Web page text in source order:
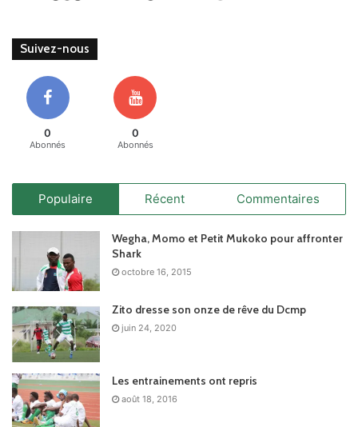
Suivez-nous
0
Abonnés
0
Abonnés
Populaire Récent Commentaires
Wegha, Momo et Petit Mukoko pour affronter
Shark
octobre 16, 2015
Zito dresse son onze de rêve du Dcmp
juin 24, 2020
Les entrainements ont repris
août 18, 2016